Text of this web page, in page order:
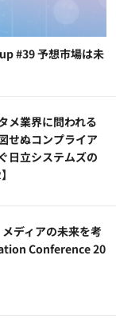
#39 予想市場は未
メ業界に問われる
せぬコンプライア
日立システムズの
ディアの未来を考
Conference 20